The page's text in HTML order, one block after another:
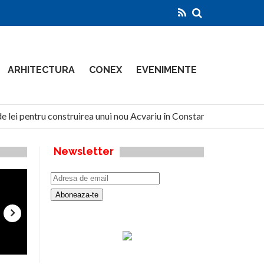
ARHITECTURA CONEX EVENIMENTE
pentru construirea unui nou Acvariu în Constanța
Newsletter